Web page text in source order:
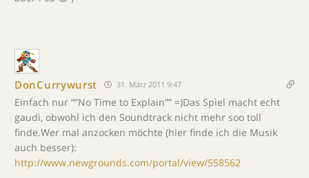
DonCurrywurst 31. März 2011 9:47
Einfach nur “”No Time to Explain”” =)Das Spiel macht echt
gaudi, obwohl ich den Soundtrack nicht mehr soo toll
finde.Wer mal anzocken möchte (hier finde ich die Musik
auch besser):
http://www.newgrounds.com/portal/view/558562